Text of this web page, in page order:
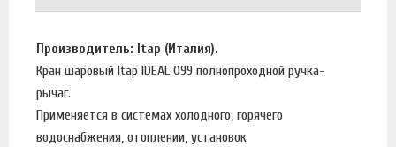
Производитель: Itap (Италия).
Кран шаровый Itap IDEAL 099 полнопроходной ручка-
рычаг.
Применяется в системах холодного, горячего
водоснабжения, отоплении, установок